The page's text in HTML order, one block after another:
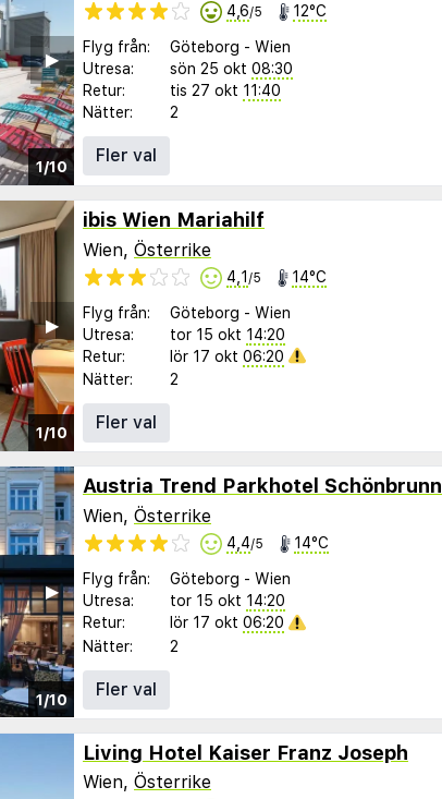
1/10
▶︎
4,6/5 12°C
Flyg från: Göteborg - Wien
Utresa:
sön 25 okt 08:30
Retur:
tis 27 okt 11:40
Nätter:
2
Fler val
1/10
▶︎
ibis Wien Mariahilf
Wien, Österrike
4,1 /5 14°C
Flyg från: Göteborg - Wien
Utresa:
tor 15 okt 14:20
Retur:
lör 17 okt 06:20
Nätter:
2
Fler val
1/10
▶︎
Austria Trend Parkhotel Schönbrunn
Wien, Österrike
4,4/5 14°C
Flyg från: Göteborg - Wien
Utresa:
tor 15 okt 14:20
Retur:
lör 17 okt 06:20
Nätter:
2
Fler val
Living Hotel Kaiser Franz Joseph
Wien, Österrike